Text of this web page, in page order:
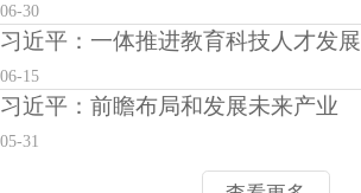
06-30
习近平：一体推进教育科技人才发展
06-15
习近平：前瞻布局和发展未来产业
05-31